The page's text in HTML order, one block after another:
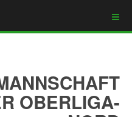
OBERLIGA-